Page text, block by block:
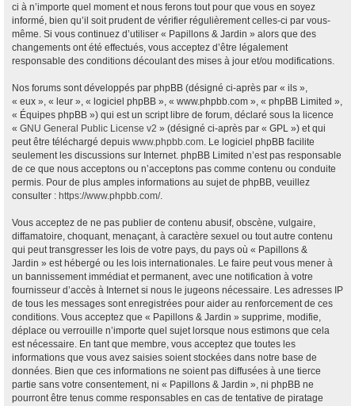
ci à n’importe quel moment et nous ferons tout pour que vous en soyez
informé, bien qu’il soit prudent de vérifier régulièrement celles-ci par vous-
même. Si vous continuez d’utiliser « Papillons & Jardin » alors que des
changements ont été effectués, vous acceptez d’être légalement
responsable des conditions découlant des mises à jour et/ou modifications.
Nos forums sont développés par phpBB (désigné ci-après par « ils »,
« eux », « leur », « logiciel phpBB », « www.phpbb.com », « phpBB Limited »,
« Équipes phpBB ») qui est un script libre de forum, déclaré sous la licence
« GNU General Public License v2 » (désigné ci-après par « GPL ») et qui
peut être téléchargé depuis www.phpbb.com. Le logiciel phpBB facilite
seulement les discussions sur Internet. phpBB Limited n’est pas responsable
de ce que nous acceptons ou n’acceptons pas comme contenu ou conduite
permis. Pour de plus amples informations au sujet de phpBB, veuillez
consulter : https://www.phpbb.com/.
Vous acceptez de ne pas publier de contenu abusif, obscène, vulgaire,
diffamatoire, choquant, menaçant, à caractère sexuel ou tout autre contenu
qui peut transgresser les lois de votre pays, du pays où « Papillons &
Jardin » est hébergé ou les lois internationales. Le faire peut vous mener à
un bannissement immédiat et permanent, avec une notification à votre
fournisseur d’accès à Internet si nous le jugeons nécessaire. Les adresses IP
de tous les messages sont enregistrées pour aider au renforcement de ces
conditions. Vous acceptez que « Papillons & Jardin » supprime, modifie,
déplace ou verrouille n’importe quel sujet lorsque nous estimons que cela
est nécessaire. En tant que membre, vous acceptez que toutes les
informations que vous avez saisies soient stockées dans notre base de
données. Bien que ces informations ne soient pas diffusées à une tierce
partie sans votre consentement, ni « Papillons & Jardin », ni phpBB ne
pourront être tenus comme responsables en cas de tentative de piratage